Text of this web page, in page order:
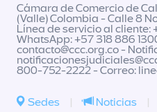
Cámara de Comercio de
(Valle) Colombia - Calle 8
Línea de servicio al cliente:
WhatsApp: +57 318 886
contacto@ccc.org.co-
800-752-2222 - Correo:
Sedes | Noticias |